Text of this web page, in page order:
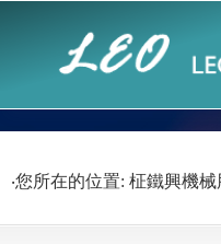
‧您所在的位置: 柾鐵興機